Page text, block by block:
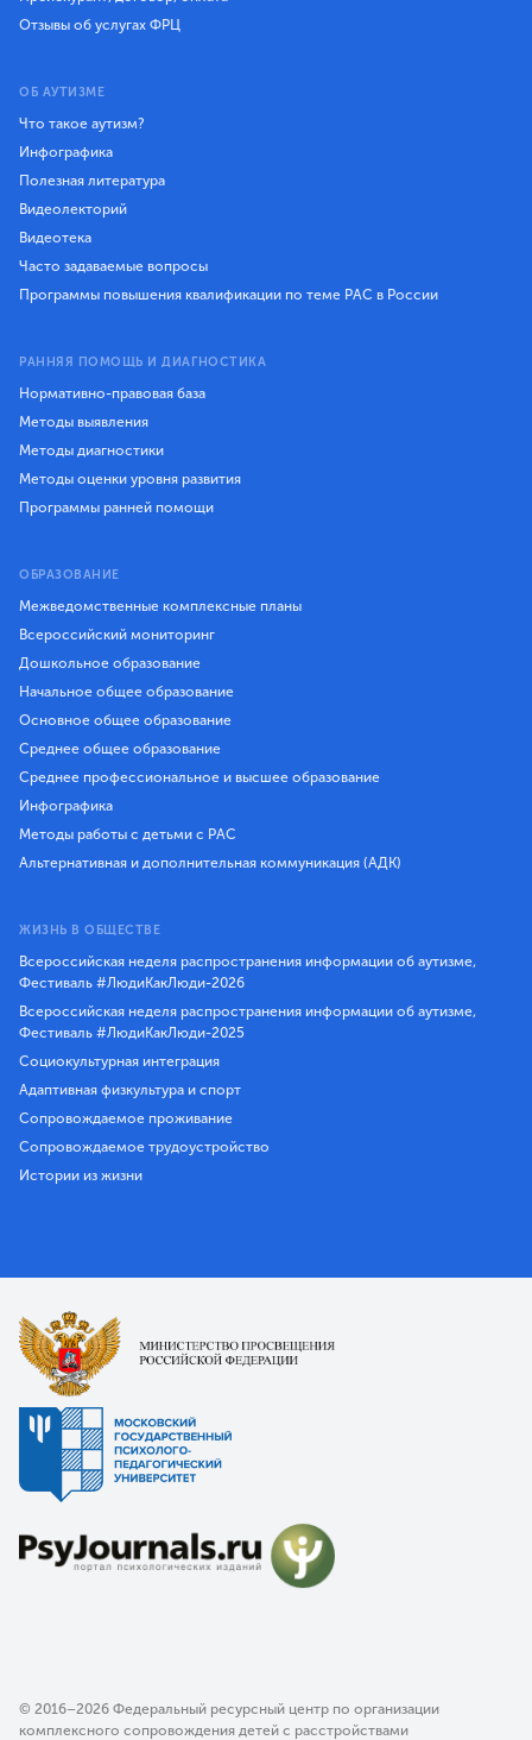
Отзывы об услугах ФРЦ
ОБ АУТИЗМЕ
Что такое аутизм?
Инфографика
Полезная литература
Видеолекторий
Видеотека
Часто задаваемые вопросы
Программы повышения квалификации по теме РАС в России
РАННЯЯ ПОМОЩЬ И ДИАГНОСТИКА
Нормативно-правовая база
Методы выявления
Методы диагностики
Методы оценки уровня развития
Программы ранней помощи
ОБРАЗОВАНИЕ
Межведомственные комплексные планы
Всероссийский мониторинг
Дошкольное образование
Начальное общее образование
Основное общее образование
Среднее общее образование
Среднее профессиональное и высшее образование
Инфографика
Методы работы с детьми с РАС
Альтернативная и дополнительная коммуникация (АДК)
ЖИЗНЬ В ОБЩЕСТВЕ
Всероссийская неделя распространения информации об аутизме,
Фестиваль #ЛюдиКакЛюди-2026
Всероссийская неделя распространения информации об аутизме,
Фестиваль #ЛюдиКакЛюди-2025
Социокультурная интеграция
Адаптивная физкультура и спорт
Сопровождаемое проживание
Сопровождаемое трудоустройство
Истории из жизни
© 2016–2026 Федеральный ресурсный центр по организации
комплексного сопровождения детей с расстройствами